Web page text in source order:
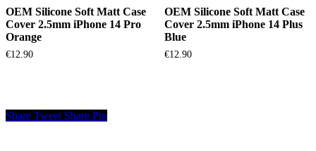
OEM Silicone Soft Matt Case
Cover 2.5mm iPhone 14 Pro
Orange
€12.90
OEM Silicone Soft Matt Case
Cover 2.5mm iPhone 14 Plus
Blue
€12.90
Share Tweet Share Pin